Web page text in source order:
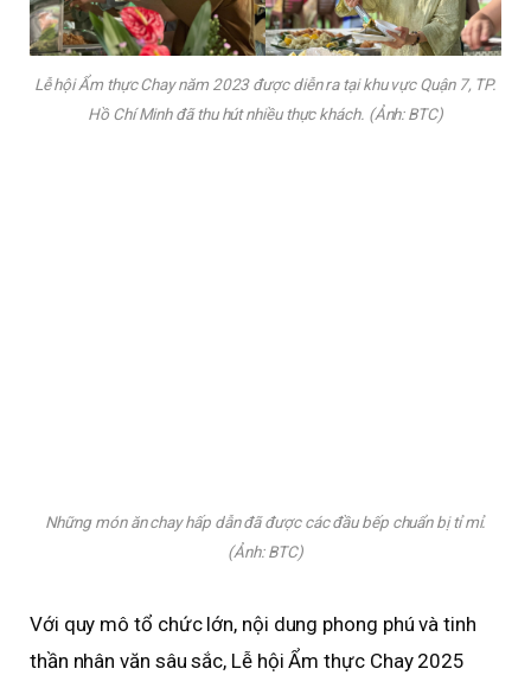
Lễ hội Ẩm thực Chay năm 2023 được diễn ra tại khu vực Quận 7, TP.
Hồ Chí Minh đã thu hút nhiều thực khách. (Ảnh: BTC)
Những món ăn chay hấp dẫn đã được các đầu bếp chuẩn bị tỉ mỉ.
(Ảnh: BTC)
Với quy mô tổ chức lớn, nội dung phong phú và tinh
thần nhân văn sâu sắc, Lễ hội Ẩm thực Chay 2025